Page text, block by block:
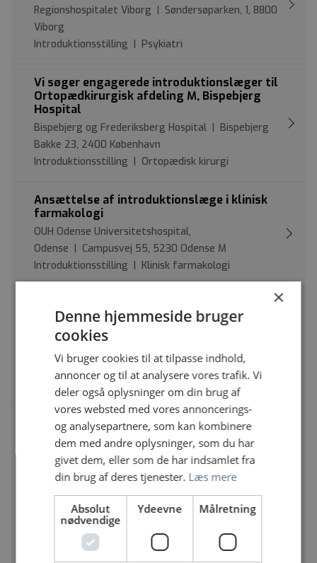
Regionshospitalet Viborg | Søndersøparken, 1, 8800
Viborg
Introduktionsstilling | Psykiatri
Vi søger engagerede introduktionslæger til
Ortopædkirurgisk afdeling M, Bispebjerg
Hospital
Bispebjerg og Frederiksberg Hospital | Bispebjerg
Bakke 23, 2400 København
Introduktionsstilling | Ortopædisk kirurgi
Ansættelse af introduktionslæge i klinisk
farmakologi
OUH Odense Universitetshospital,
Odense | Campusvej 55, 5230 Odense M
Introduktionsstilling | Klinisk farmakologi
Ungdomspsykiatri Syddanmark matrikel
Esbjerg
Vardevej 101, 6715 Esbjerg
Introduktionsstilling | Børne- og ungdomspsykiatri
Introduktionslæger til Røntgen og Skanning,
Hospitalsenhed Midt
Regionshospitalet Silkeborg | Heibergs Alle 4, 8800
Viborg
Introduktionsstilling | Radiologi
Afdeling for kræftbehandling på
Rigshospitalet tilbyder fem 1-årige
introduktionsstillinger i Klinisk Onkologi
×
Denne hjemmeside bruger
cookies
Vi bruger cookies til at tilpasse indhold,
annoncer og til at analysere vores trafik. Vi
deler også oplysninger om din brug af
vores websted med vores annoncerings-
og analysepartnere, som kan kombinere
dem med andre oplysninger, som du har
givet dem, eller som de har indsamlet fra
din brug af deres tjenester. Læs mere
Absolut
nødvendige
Ydeevne Målretning